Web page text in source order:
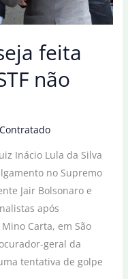
feita
não
Inácio Lula da Silva
no Supremo
Jair Bolsonaro e
após
Carta, em São
geral da
tentativa de golpe